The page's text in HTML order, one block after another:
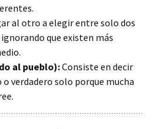
al otro a elegir entre solo dos
que existen más
al pueblo):Consiste en decir
verdadero solo porque mucha